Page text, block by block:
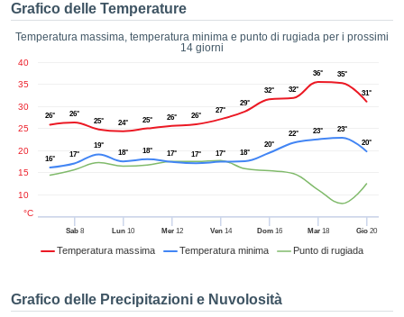
stati
da
che le
di
a
Web
le
Grafico delle Temperature
Temperatura massima, temperatura minima e punto di rugiada per i prossimi
14 giorni
Temperatura massima Temperatura minima Punto di rugiada
Sab8 Lun 10 Mer12 Ven14 Dom16 Mar18 Gio 20
10
15
20
25
30
35
40
°C
26°
26°
25°
24° 25° 26° 26°
27°
29°
32° 32°
36° 35°
31°
16°
17°
19°
18°
18° 17° 17° 17° 18°
20°
22° 23°
23°
20°
Grafico delle Precipitazioni e Nuvolosità